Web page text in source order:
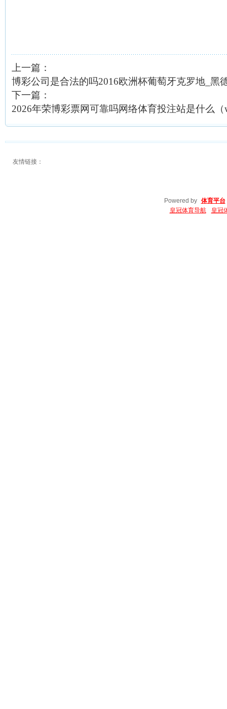
上一篇：
博彩公司是合法的吗2016欧洲杯葡萄牙克罗地_黑
下一篇：
2026年荣博彩票网可靠吗网络体育投注站是什么（
友情链接：
Powered by 体育平台
皇冠体育导航
皇冠